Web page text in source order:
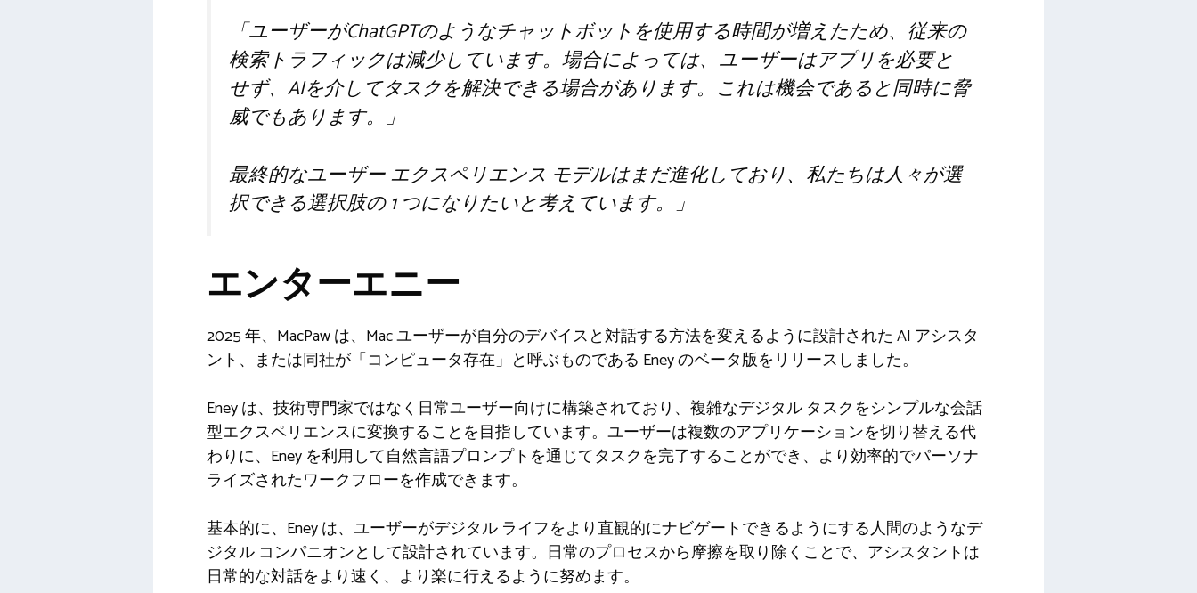
「ユーザーがChatGPTのようなチャットボットを使用する時間が増えたため、従来の
検索トラフィックは減少しています。場合によっては、ユーザーはアプリを必要と
せず、AIを介してタスクを解決できる場合があります。これは機会であると同時に脅
威でもあります。」
最終的なユーザー エクスペリエンス モデルはまだ進化しており、私たちは人々が選
択できる選択肢の 1 つになりたいと考えています。」
エンターエニー
2025 年、MacPaw は、Mac ユーザーが自分のデバイスと対話する方法を変えるように設計された AI アシスタ
ント、または同社が「コンピュータ存在」と呼ぶものである Eney のベータ版をリリースしました。
Eney は、技術専門家ではなく日常ユーザー向けに構築されており、複雑なデジタル タスクをシンプルな会話
型エクスペリエンスに変換することを目指しています。ユーザーは複数のアプリケーションを切り替える代
わりに、Eney を利用して自然言語プロンプトを通じてタスクを完了することができ、より効率的でパーソナ
ライズされたワークフローを作成できます。
基本的に、Eney は、ユーザーがデジタル ライフをより直観的にナビゲートできるようにする人間のようなデ
ジタル コンパニオンとして設計されています。日常のプロセスから摩擦を取り除くことで、アシスタントは
日常的な対話をより速く、より楽に行えるように努めます。